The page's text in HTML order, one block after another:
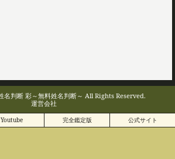
判断 彩～無料姓名判断～ All Rights Reserved.
運営会社
Youtube 完全鑑定版 公式サイト